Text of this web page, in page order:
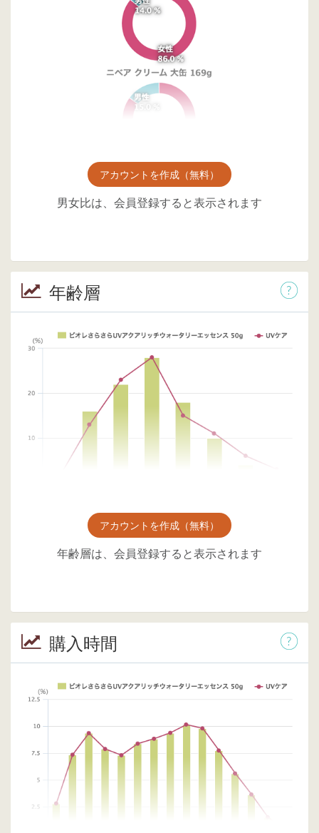
アカウントを作成（無料）
男女比は、会員登録すると表示されます
年齢層
アカウントを作成（無料）
年齢層は、会員登録すると表示されます
購入時間